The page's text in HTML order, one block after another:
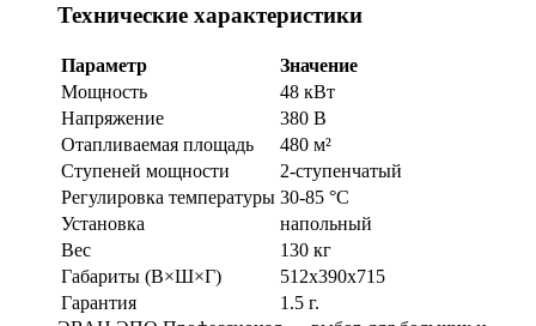
Технические характеристики
Параметр
Значение
Мощность
48 кВт
Напряжение
380 В
Отапливаемая площадь
480 м²
Ступеней мощности
2-ступенчатый
Регулировка температуры 30-85 °С
Установка
напольный
Вес
130 кг
Габариты (В×Ш×Г)
512х390х715
Гарантия
1.5 г.